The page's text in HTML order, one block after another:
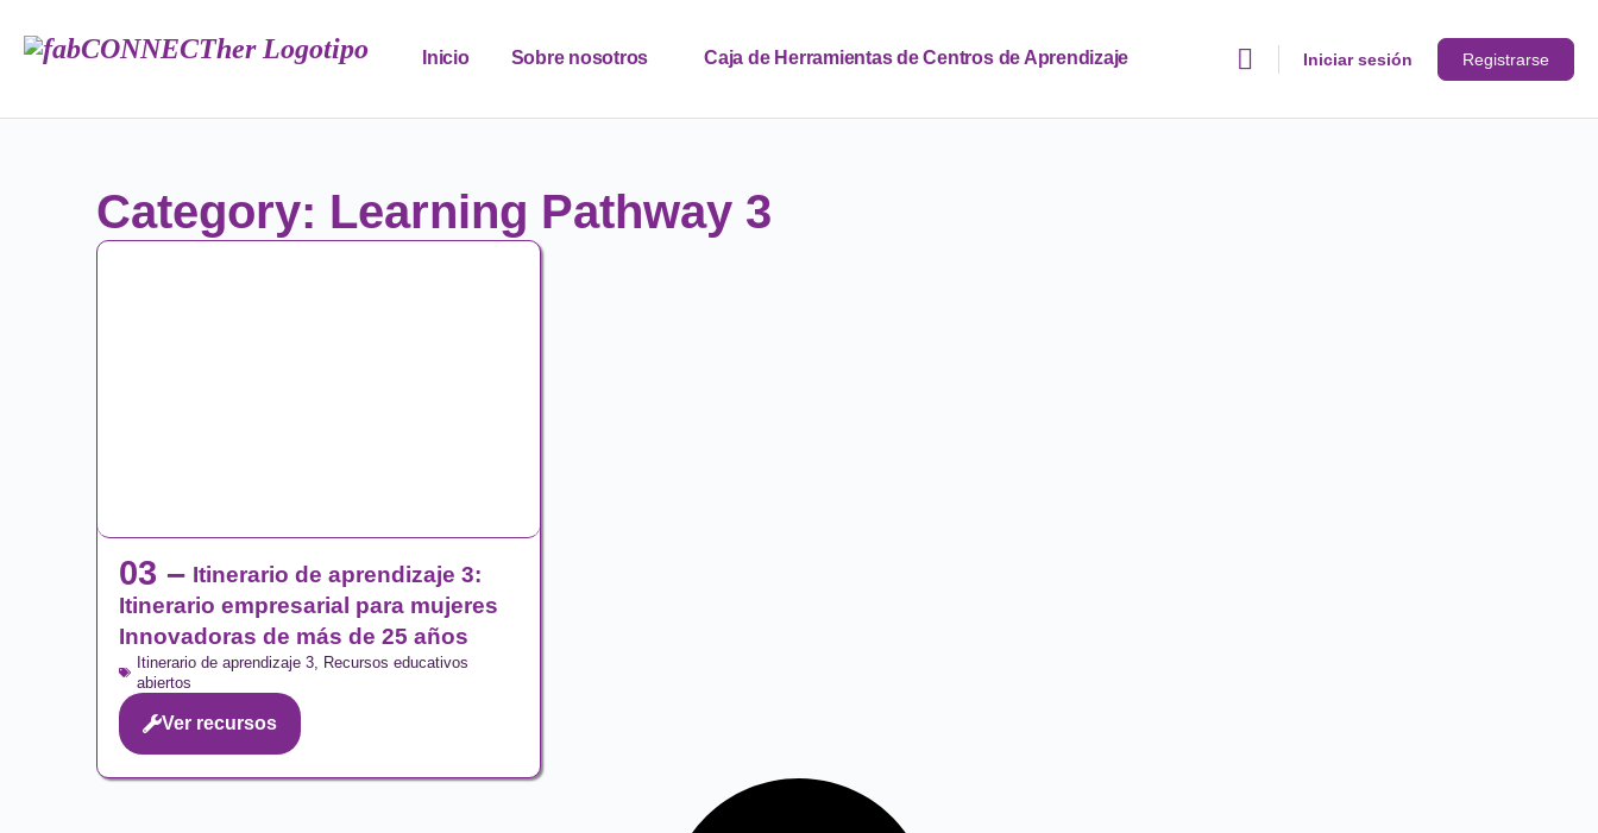
Inicio Sobre nosotros Caja de Herramientas de Centros de Aprendizaje Iniciar sesión Registrarse
Category: Learning Pathway 3
03 – Itinerario de aprendizaje 3:
Itinerario empresarial para mujeres
Innovadoras de más de 25 años
Itinerario de aprendizaje 3, Recursos educativos
abiertos
Ver recursos